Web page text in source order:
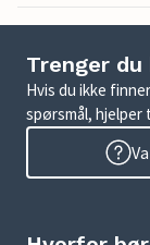
Trenger du
Hvis du ikke
spørsmål, hjelper